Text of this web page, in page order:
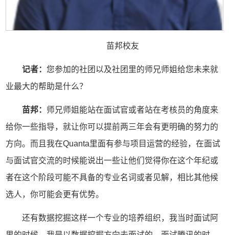
苗邦校友
记者： 您参加的社团以及社团里的师兄师姐给您未来就
业最大的帮助是什么？
苗邦： 师兄师姐能站在面试官或者站在考核员的角度来
给你一些指导，就让你可以提前两三年会有更明确的努力的
方向。而且我在Quanta里面有参与项目运营的经验，在面试
与面试官交流的时候能说出一些让他们觉得你在这个年纪或
者在这个阶段可能不具备的专业名词或者见解，相比其他候
选人，你可能会更有优势。
还有数据挖掘这样一个专业的培养组织，我当时面试阿